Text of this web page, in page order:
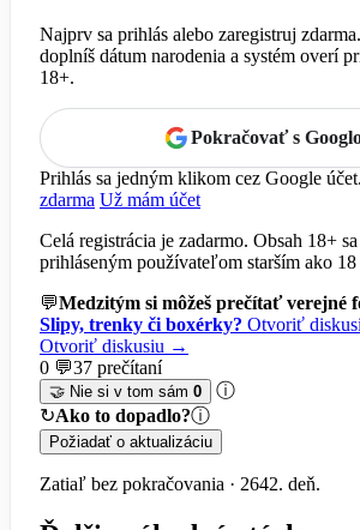
Najprv sa prihlás alebo zaregistruj
doplníš dátum narodenia a systém overí
18+.
Pokračovať s
Prihlás sa jedným klikom cez Google účet.
zdarma Už mám účet
Celá registrácia je zadarmo. Obsah 18+
prihláseným používateľom starším ako
💬Medzitým si môžeš prečítať verejné
Slipy, trenky či boxérky? Otvoriť
Otvoriť diskusiu →
0 💬37 prečítaní
🤝 Nie si v tom sám 0
ⓘ
↻Ako to dopadlo?ⓘ
Požiadať o aktualizáciu
Zatiaľ bez pokračovania · 2642. deň.